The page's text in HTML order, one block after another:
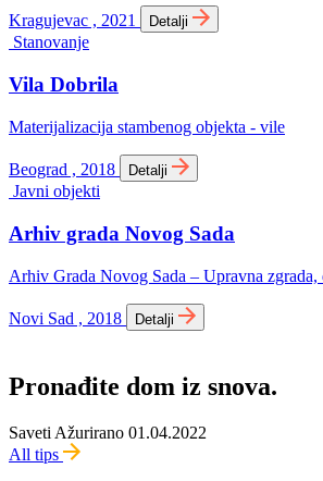
Kragujevac , 2021 Detalji
Stanovanje
Vila Dobrila
Materijalizacija stambenog objekta - vile
Beograd , 2018 Detalji
Javni objekti
Arhiv grada Novog Sada
Arhiv Grada Novog Sada – Upravna zgrada,
Novi Sad , 2018 Detalji
Pronađite dom iz snova.
Saveti Ažurirano 01.04.2022
All tips